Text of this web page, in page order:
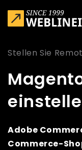
Stellen Sie
Adobe
Commerce-